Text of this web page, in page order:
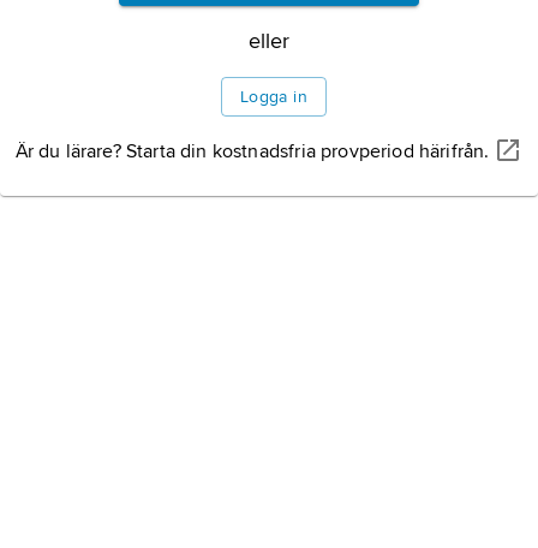
eller
Logga in
Är du lärare? Starta din kostnadsfria provperiod härifrån.